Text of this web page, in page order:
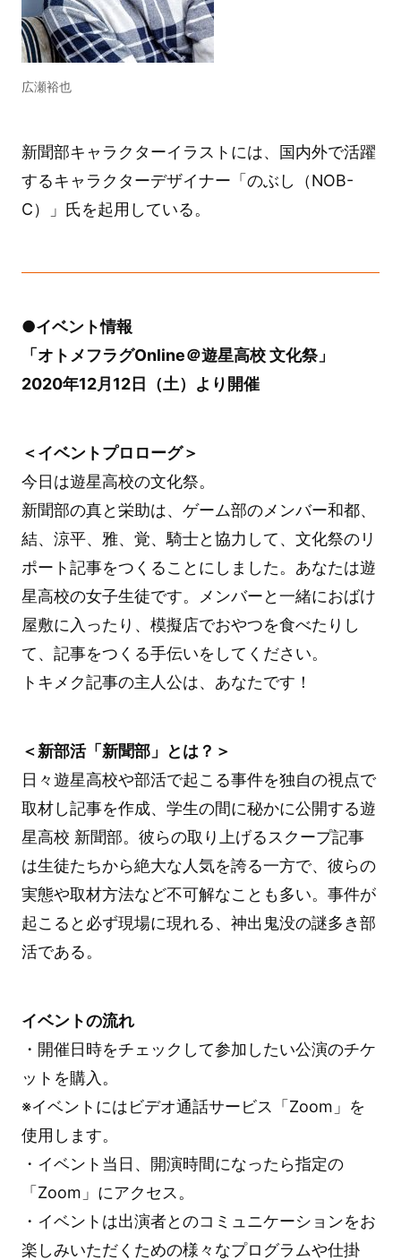
広瀬裕也
新聞部キャラクターイラストには、国内外で活躍
するキャラクターデザイナー「のぶし（NOB-
C）」氏を起用している。
●イベント情報
「オトメフラグOnline＠遊星高校 文化祭」
2020年12月12日（土）より開催
＜イベントプロローグ＞
今日は遊星高校の文化祭。
新聞部の真と栄助は、ゲーム部のメンバー和都、
結、涼平、雅、覚、騎士と協力して、文化祭のリ
ポート記事をつくることにしました。あなたは遊
星高校の女子生徒です。メンバーと一緒におばけ
屋敷に入ったり、模擬店でおやつを食べたりし
て、記事をつくる手伝いをしてください。
トキメク記事の主人公は、あなたです！
＜新部活「新聞部」とは？＞
日々遊星高校や部活で起こる事件を独自の視点で
取材し記事を作成、学生の間に秘かに公開する遊
星高校 新聞部。彼らの取り上げるスクープ記事
は生徒たちから絶大な人気を誇る一方で、彼らの
実態や取材方法など不可解なことも多い。事件が
起こると必ず現場に現れる、神出鬼没の謎多き部
活である。
イベントの流れ
・開催日時をチェックして参加したい公演のチケ
ットを購入。
※イベントにはビデオ通話サービス「Zoom」を
使用します。
・イベント当日、開演時間になったら指定の
「Zoom」にアクセス。
・イベントは出演者とのコミュニケーションをお
楽しみいただくための様々なプログラムや仕掛